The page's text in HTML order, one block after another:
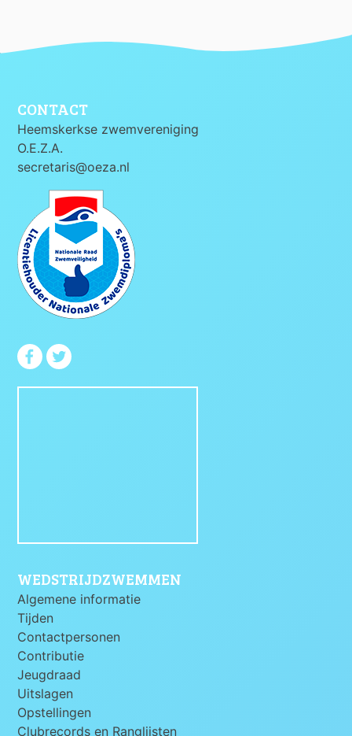
CONTACT
Heemskerkse zwemvereniging
O.E.Z.A.
secretaris@oeza.nl
WEDSTRIJDZWEMMEN
Algemene informatie
Tijden
Contactpersonen
Contributie
Jeugdraad
Uitslagen
Opstellingen
Clubrecords en Ranglijsten